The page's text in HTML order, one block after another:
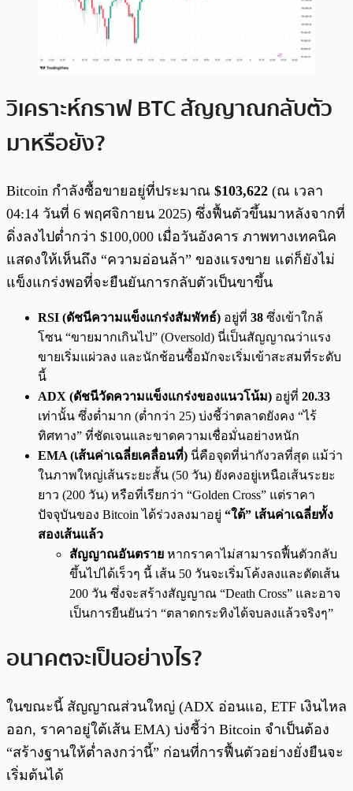
วิเคราะห์กราฟ BTC สัญญาณกลับตัว
มาหรือยัง?
Bitcoin กำลังซื้อขายอยู่ที่ประมาณ $103,622 (ณ เวลา
04:14 วันที่ 6 พฤศจิกายน 2025) ซึ่งฟื้นตัวขึ้นมาหลังจากที่
ดิ่งลงไปต่ำกว่า $100,000 เมื่อวันอังคาร ภาพทางเทคนิค
แสดงให้เห็นถึง “ความอ่อนล้า” ของแรงขาย แต่ก็ยังไม่
แข็งแกร่งพอที่จะยืนยันการกลับตัวเป็นขาขึ้น
RSI (ดัชนีความแข็งแกร่งสัมพัทธ์) อยู่ที่ 38 ซึ่งเข้าใกล้
โซน “ขายมากเกินไป” (Oversold) นี่เป็นสัญญาณว่าแรง
ขายเริ่มแผ่วลง และนักช้อนซื้อมักจะเริ่มเข้าสะสมที่ระดับ
นี้
ADX (ดัชนีวัดความแข็งแกร่งของแนวโน้ม) อยู่ที่ 20.33
เท่านั้น ซึ่งต่ำมาก (ต่ำกว่า 25) บ่งชี้ว่าตลาดยังคง “ไร้
ทิศทาง” ที่ชัดเจนและขาดความเชื่อมั่นอย่างหนัก
EMA (เส้นค่าเฉลี่ยเคลื่อนที่) นี่คือจุดที่น่ากังวลที่สุด แม้ว่า
ในภาพใหญ่เส้นระยะสั้น (50 วัน) ยังคงอยู่เหนือเส้นระยะ
ยาว (200 วัน) หรือที่เรียกว่า “Golden Cross” แต่ราคา
ปัจจุบันของ Bitcoin ได้ร่วงลงมาอยู่ “ใต้” เส้นค่าเฉลี่ยทั้ง
สองเส้นแล้ว
สัญญาณอันตราย หากราคาไม่สามารถฟื้นตัวกลับ
ขึ้นไปได้เร็วๆ นี้ เส้น 50 วันจะเริ่มโค้งลงและตัดเส้น
200 วัน ซึ่งจะสร้างสัญญาณ “Death Cross” และอาจ
เป็นการยืนยันว่า “ตลาดกระทิงได้จบลงแล้วจริงๆ”
อนาคตจะเป็นอย่างไร?
ในขณะนี้ สัญญาณส่วนใหญ่ (ADX อ่อนแอ, ETF เงินไหล
ออก, ราคาอยู่ใต้เส้น EMA) บ่งชี้ว่า Bitcoin จำเป็นต้อง
“สร้างฐานให้ต่ำลงกว่านี้” ก่อนที่การฟื้นตัวอย่างยั่งยืนจะ
เริ่มต้นได้